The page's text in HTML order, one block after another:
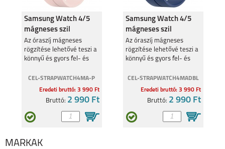
SAMSUNG GALAXY
WATCH 5, 40MM
WATCH 5, 44MM
HUAWEI WATCHGT 3
HUAWEI WATCHGT 3
PRO 46MM
Samsung Watch 4/5
mágneses szil
óraszíj,20mm,Pink
Az óraszíj mágneses
rögzítése lehetővé teszi a
könnyű és gyors fel- és
CEL-STRAPWATCH4MA-P
Eredeti bruttó: 3 990 Ft
Bruttó: 2 990 Ft
Samsung Watch 4/5
mágneses szil
óraszíj,20mm,S.Kék
Az óraszíj mágneses
rögzítése lehetővé teszi a
könnyű és gyors fel- és
CEL-STRAPWATCH4MADBL
Eredeti bruttó: 3 990 Ft
Bruttó: 2 990 Ft
MÁRKÁK